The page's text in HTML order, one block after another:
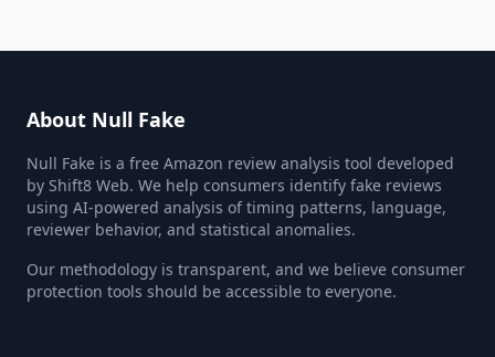
About Null Fake
Null Fake is a free Amazon review analysis tool developed
by Shift8 Web. We help consumers identify fake reviews
using AI-powered analysis of timing patterns, language,
reviewer behavior, and statistical anomalies.
Our methodology is transparent, and we believe consumer
protection tools should be accessible to everyone.